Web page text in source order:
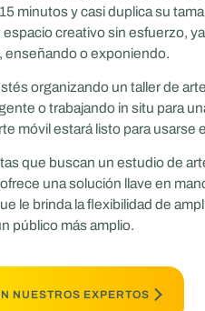
minutos y casi duplica su
creativo sin esfuerzo,
enseñando o exponiendo.
organizando un taller de
o trabajando in situ para
móvil estará listo para usarse
que buscan un estudio de
una solución llave en
le brinda la flexibilidad de
público más amplio.
NUESTROS EXPERTOS